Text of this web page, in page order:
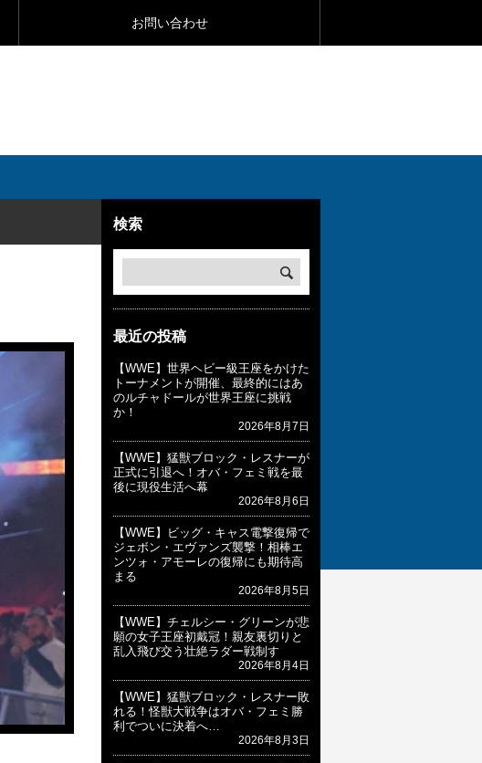
お問い合わせ
検索
最近の投稿
【WWE】世界ヘビー級王座をかけた
トーナメントが開催、最終的にはあ
のルチャドールが世界王座に挑戦
か！
2026年8月7日
【WWE】猛獣ブロック・レスナーが
正式に引退へ！オバ・フェミ戦を最
後に現役生活へ幕
2026年8月6日
【WWE】ビッグ・キャス電撃復帰で
ジェボン・エヴァンズ襲撃！相棒エ
ンツォ・アモーレの復帰にも期待高
まる
2026年8月5日
【WWE】チェルシー・グリーンが悲
願の女子王座初戴冠！親友裏切りと
乱入飛び交う壮絶ラダー戦制す
2026年8月4日
【WWE】猛獣ブロック・レスナー敗
れる！怪獣大戦争はオバ・フェミ勝
利でついに決着へ…
2026年8月3日